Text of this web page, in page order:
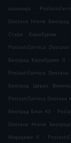
колонија
.
Dostava Hrane
Стара Карабурма
.
Poslastičarnica
Београд Карабурма II
.
Poslastičarnica Dostava
Београд Церак
Poslastičarnica Dostava
Београд Блок 43 .
Dostava Hrane
Миријево II
.